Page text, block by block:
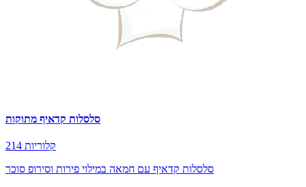
סלסלות קדאיף מתוקות
214 קלוריות
סלסלות קדאיף עם חמאה במילוי פירות וסירופ סוכר